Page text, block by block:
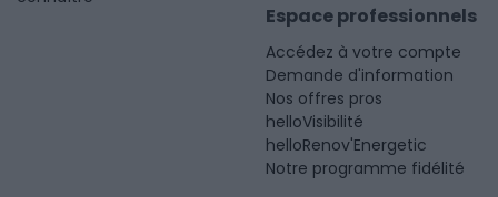
Espace professionnels
Accédez à votre compte
Demande d'information
Nos offres pros
helloVisibilité
helloRenov'Energetic
Notre programme fidélité